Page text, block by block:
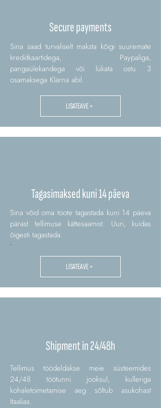
Secure payments
Sina saad turvaliselt maksta kõigi suuremate
krediitkaartidega, Paypaliga,
pangaülekandega või lükata ostu 3
osamaksega Klarna abil.
LISATEAVE >
Tagasimaksed kuni 14 päeva
Sina võid oma toote tagastada kuni 14 päeva
pärast tellimuse kättesaamist. Uuri, kuidas
õigesti tagastada.
LISATEAVE >
Shipment in 24/48h
Tellimus töödeldakse meie süsteemides
24/48 töötunni jooksul, kulleriga
kohaletoimetamise aeg sõltub asukohast
Itaalias.